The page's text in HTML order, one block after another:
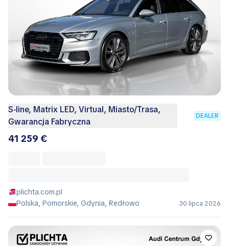
S-line, Matrix LED, Virtual, Miasto/Trasa,
Gwarancja Fabryczna
DEALER
41 259 €
plichta.com.pl
Polska, Pomorskie, Gdynia, Redłowo
30 lipca 2026